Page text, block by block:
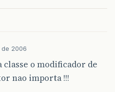
de 2006
classe o modificador de
nao importa !!!